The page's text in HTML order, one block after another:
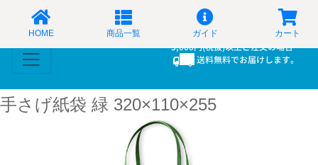
手提げ袋・紙袋の通販ショップ
HOME
商品一覧 ガイド カート
手さげ紙袋 緑 320×110×255